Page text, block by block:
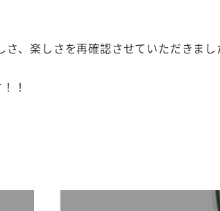
、楽しさを再確認させていただきま
！